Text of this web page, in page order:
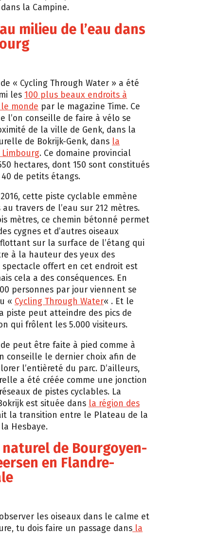
la Campine.
milieu de l’eau dans
« Cycling Through Water » a été
les 100 plus beaux endroits à
monde par le magazine Time. Ce
l’on conseille de faire à vélo se
de la ville de Genk, dans la
de Bokrijk-Genk, dans la
. Ce domaine provincial
hectares, dont 150 sont constitués
de petits étangs.
cette piste cyclable emmène
travers de l’eau sur 212 mètres.
mètres, ce chemin bétonné permet
cygnes et d’autres oiseaux
sur la surface de l’étang qui
à la hauteur des yeux des
spectacle offert en cet endroit est
cela a des conséquences. En
personnes par jour viennent se
« Cycling Through Water« . Et le
piste peut atteindre des pics de
qui frôlent les 5.000 visiteurs.
peut être faite à pied comme à
conseille le dernier choix afin de
l’entièreté du parc. D’ailleurs,
a été créée comme une jonction
de pistes cyclables. La
est située dans la région des
la transition entre le Plateau de la
Hesbaye.
naturel de Bourgoyen-
en Flandre-
les oiseaux dans le calme et
tu dois faire un passage dans la